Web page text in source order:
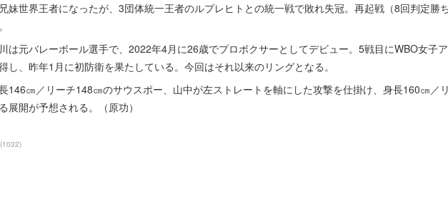
妹世界王者になったが、3団体統一王者のルプレヒトとの統一戦で敗れ失冠。再起戦（8回判定勝
は元バレーボール選手で、2022年4月に26歳でプロボクサーとしてデビュー。5戦目にWBO女子
し、昨年1月に初防衛を果たしている。今回はそれ以来のリングとなる。
146㎝／リーチ148㎝のサウスポー、山中が左ストレートを軸にした攻撃を仕掛け、身長160㎝／
展開が予想される。（原功）
(1032)